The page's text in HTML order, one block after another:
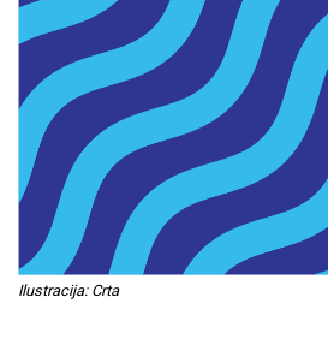
Ilustracija: Crta